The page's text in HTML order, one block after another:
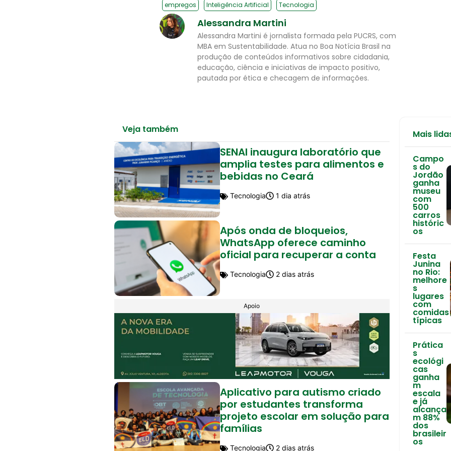
empregos Inteligência Artificial Tecnologia
Alessandra Martini
Alessandra Martini é jornalista formada pela PUCRS, com
MBA em Sustentabilidade. Atua no Boa Notícia Brasil na
produção de conteúdos informativos sobre cidadania,
educação, ciência e iniciativas de impacto positivo,
pautada por ética e checagem de informações.
Veja também
SENAI inaugura laboratório que
amplia testes para alimentos e
bebidas no Ceará
Tecnologia 1 dia atrás
Após onda de bloqueios,
WhatsApp oferece caminho
oficial para recuperar a conta
Tecnologia 2 dias atrás
Apoio
Aplicativo para autismo criado
por estudantes transforma
projeto escolar em solução para
famílias
Tecnologia 2 dias atrás
Mais
Campo
s do
Jordão
ganha
museu
com
500
carros
históric
os
Festa
Junina
no Rio:
melhore
s
lugares
com
comidas
típicas
Prática
s
ecológi
cas
ganha
m
escala
e já
alcança
m 88%
dos
brasileir
os